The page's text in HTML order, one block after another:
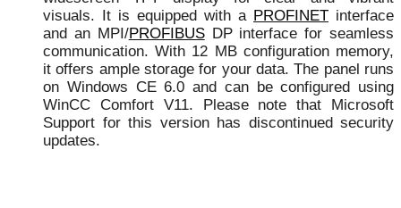
visuals. It is equipped with a PROFINET interface
and an MPI/PROFIBUSDP interface for seamless
communication. With 12 MB configuration memory,
it offers ample storage for your data. The panel runs
on Windows CE 6.0 and can be configured using
WinCC Comfort V11. Please note that Microsoft
Support for this version has discontinued security
updates.